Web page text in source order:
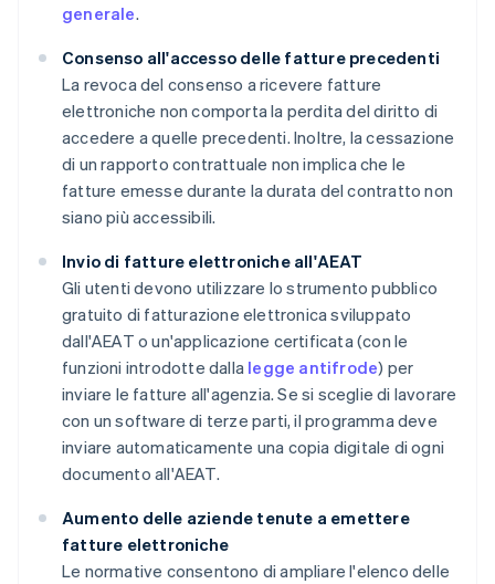
generale.
Consenso all'accesso delle fatture precedenti
La revoca del consenso a ricevere fatture
elettroniche non comporta la perdita del diritto di
accedere a quelle precedenti. Inoltre, la cessazione
di un rapporto contrattuale non implica che le
fatture emesse durante la durata del contratto non
siano più accessibili.
Invio di fatture elettroniche all'AEAT
Gli utenti devono utilizzare lo strumento pubblico
gratuito di fatturazione elettronica sviluppato
dall'AEAT o un'applicazione certificata (con le
funzioni introdotte dalla legge antifrode) per
inviare le fatture all'agenzia. Se si sceglie di lavorare
con un software di terze parti, il programma deve
inviare automaticamente una copia digitale di ogni
documento all'AEAT.
Aumento delle aziende tenute a emettere
fatture elettroniche
Le normative consentono di ampliare l'elenco delle